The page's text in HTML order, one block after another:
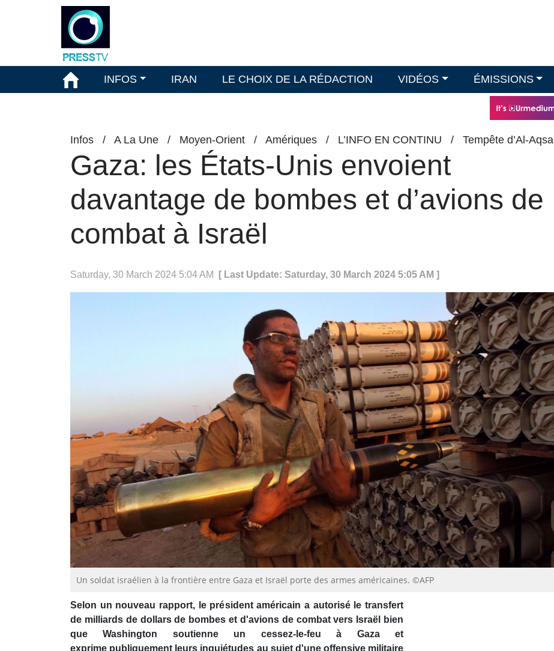
INFOS IRAN LE CHOIX DE LA RÉDACTION VIDÉOS ÉMISSIONS
Infos / A La Une / Moyen-Orient / Amériques / L’INFO EN CONTINU / Tempête d’Al-Aqsa
Gaza: les États-Unis envoient
davantage de bombes et d’avions de
combat à Israël
Saturday, 30 March 2024 5:04 AM [ Last Update: Saturday, 30 March 2024 5:05 AM ]
Un soldat israélien à la frontière entre Gaza et Israël porte des armes américaines. ©AFP
Selon un nouveau rapport, le président américain a autorisé le transfert
de milliards de dollars de bombes et d'avions de combat vers Israël bien
que Washington soutienne un cessez-le-feu à Gaza et
exprime publiquement leurs inquiétudes au sujet d'une offensive militaire